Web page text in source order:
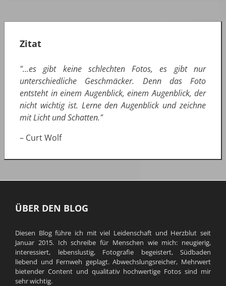
Zitat
"…es gibt keine schlechten Fotos, es gibt nur
unterschiedliche Geschmäcker. Denn das Foto
entsteht in einem Augenblick, einem Augenblick, der
nicht wichtig ist. Lerne den Augenblick und zeichne
mit Licht und Schatten."
– Curt Wolf
ÜBER DEN BLOG
Diesen Blog führe ich mit viel Leidenschaft und Herzblut seit
Januar 2015. Ich schreibe für Menschen wie mich: neugierig,
interessiert, lebenslustig, Fotografie begeistert, Südbaden
liebend und Fernweh geplagt. Abwechslungsreicher, Mehrwert
bietender Content und qualitativ hochwertige Fotos sind mir
sehr wichtig.